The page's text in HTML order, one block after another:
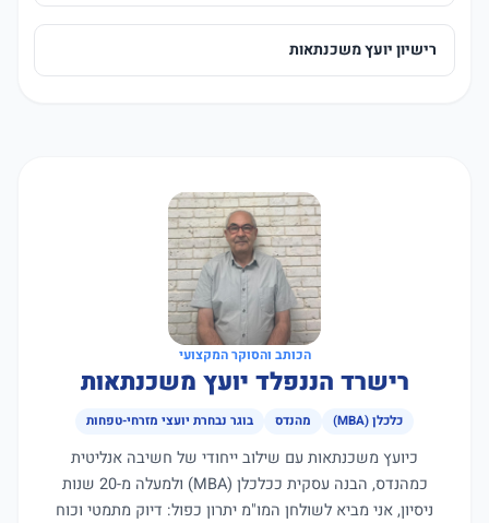
רישיון יועץ משכנתאות
הכותב והסוקר המקצועי
רישרד הננפלד יועץ משכנתאות
כלכלן (MBA) מהנדס בוגר נבחרת יועצי מזרחי-טפחות
כיועץ משכנתאות עם שילוב ייחודי של חשיבה אנליטית
כמהנדס, הבנה עסקית ככלכלן (MBA) ולמעלה מ-20 שנות
ניסיון, אני מביא לשולחן המו"מ יתרון כפול: דיוק מתמטי וכוח